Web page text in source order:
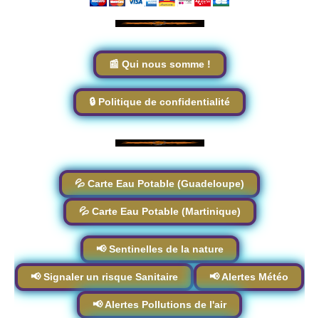
📰 Qui nous somme !
🔒 Politique de confidentialité
💦 Carte Eau Potable (Guadeloupe)
💦 Carte Eau Potable (Martinique)
📢 Sentinelles de la nature
📢 Signaler un risque Sanitaire 📢 Alertes Météo
📢 Alertes Pollutions de l'air